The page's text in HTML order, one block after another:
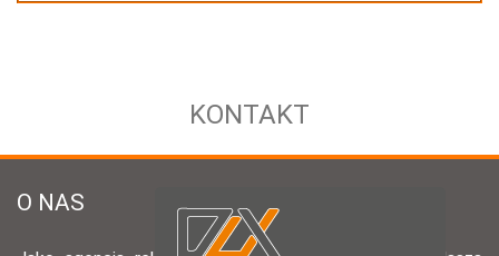
KONTAKT